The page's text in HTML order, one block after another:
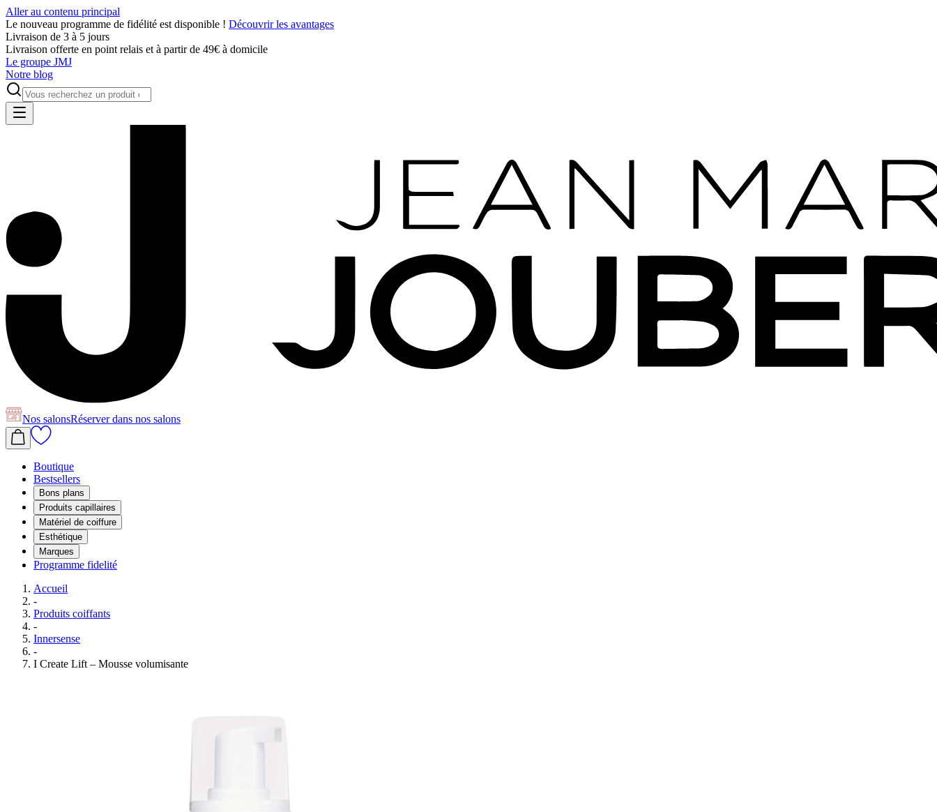
Aller au contenu principal
Le nouveau programme de fidélité est disponible ! Découvrir les avantages
Livraison de 3 à 5 jours
Livraison offerte en point relais et à partir de 49€ à domicile
Le groupe JMJ
Notre blog
Nos salonsRéserverdans nos salons
Boutique
Bestsellers
Bons plans
Produits capillaires
Matériel de coiffure
Esthétique
Marques
Programme fidelité
Accueil
-
Produits coiffants
-
Innersense
-
I Create Lift – Mousse volumisante